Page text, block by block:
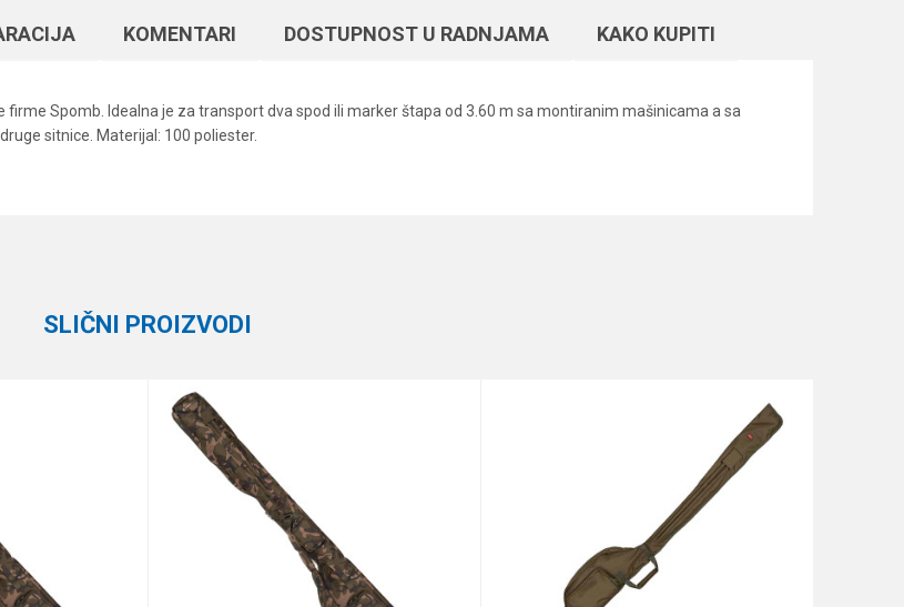
KOMENTARI DOSTUPNOST U RADNJAMA KAKO KUPITI
Spomb. Idealna je za transport dva spod ili marker štapa od 3.60 m sa montiranim mašinicama a sa
sitnice. Materijal: 100 poliester.
:
SLIČNI PROIZVODI